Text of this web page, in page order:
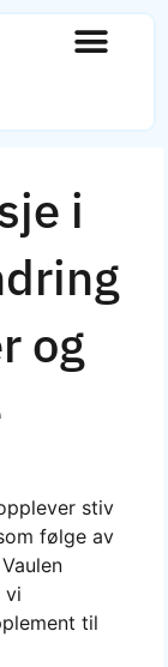
i
og
stiv
følge av
vi
til